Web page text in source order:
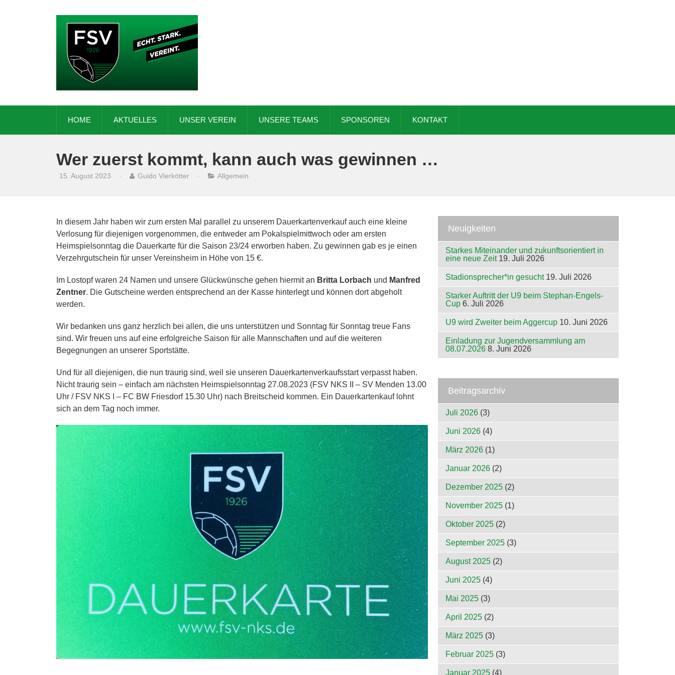
HOME AKTUELLES UNSER VEREIN UNSERE TEAMS SPONSOREN KONTAKT
Wer zuerst kommt, kann auch was gewinnen …
15. August 2023 · Guido Vierkötter · Allgemein
In diesem Jahr haben wir zum ersten Mal parallel zu unserem Dauerkartenverkauf auch eine kleine
Verlosung für diejenigen vorgenommen, die entweder am Pokalspielmittwoch oder am ersten
Heimspielsonntag die Dauerkarte für die Saison 23/24 erworben haben. Zu gewinnen gab es je einen
Verzehrgutschein für unser Vereinsheim in Höhe von 15 €.
Im Lostopf waren 24 Namen und unsere Glückwünsche gehen hiermit an Britta Lorbach und Manfred
Zentner. Die Gutscheine werden entsprechend an der Kasse hinterlegt und können dort abgeholt
werden.
Wir bedanken uns ganz herzlich bei allen, die uns unterstützen und Sonntag für Sonntag treue Fans
sind. Wir freuen uns auf eine erfolgreiche Saison für alle Mannschaften und auf die weiteren
Begegnungen an unserer Sportstätte.
Und für all diejenigen, die nun traurig sind, weil sie unseren Dauerkartenverkaufsstart verpasst haben.
Nicht traurig sein – einfach am nächsten Heimspielsonntag 27.08.2023 (FSV NKS II – SV Menden 13.00
Uhr / FSV NKS I – FC BW Friesdorf 15.30 Uhr) nach Breitscheid kommen. Ein Dauerkartenkauf lohnt
sich an dem Tag noch immer.
Neuigkeiten
Starkes Miteinander und zukunftsorientiert in
eine neue Zeit 19. Juli 2026
Stadionsprecher*in gesucht 19. Juli 2026
Starker Auftritt der U9 beim Stephan-Engels-
Cup 6. Juli 2026
U9 wird Zweiter beim Aggercup 10. Juni 2026
Einladung zur Jugendversammlung am
08.07.2026 8. Juni 2026
Beitragsarchiv
Juli 2026 (3)
Juni 2026 (4)
März 2026 (1)
Januar 2026 (2)
Dezember 2025 (2)
November 2025 (1)
Oktober 2025 (2)
September 2025 (3)
August 2025 (2)
Juni 2025 (4)
Mai 2025 (3)
April 2025 (2)
März 2025 (3)
Februar 2025 (3)
Januar 2025 (4)